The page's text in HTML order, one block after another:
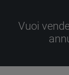
Vuoi